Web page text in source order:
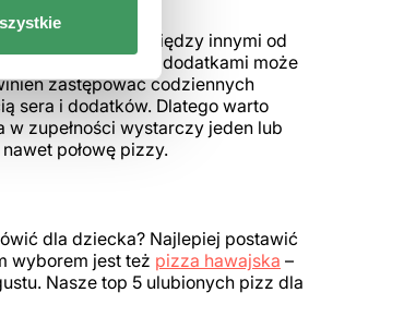
- to zależy, między innymi od
pomidorowym i dodatkami może
zastępować codziennych
sera i dodatków. Dlatego warto
zupełności wystarczy jeden lub
połowę pizzy.
dla dziecka? Najlepiej postawić
wyborem jest też pizza hawajska –
Nasze top 5 ulubionych pizz dla